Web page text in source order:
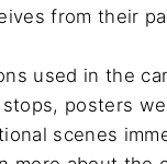
from their
used in the
posters
scenes